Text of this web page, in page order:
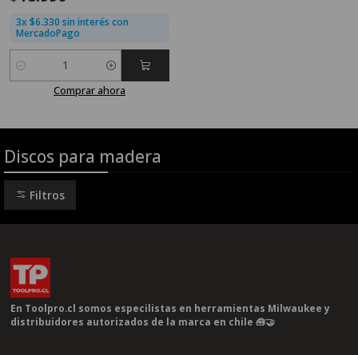
3x $6.330 sin interés con
MercadoPago
Cantidad
Comprar ahora
Discos para madera
Filtros
En Toolpro.cl somos especilistas en herramientas Milwaukee y
distribuidores autorizados de la marca en chile 🧰🤝